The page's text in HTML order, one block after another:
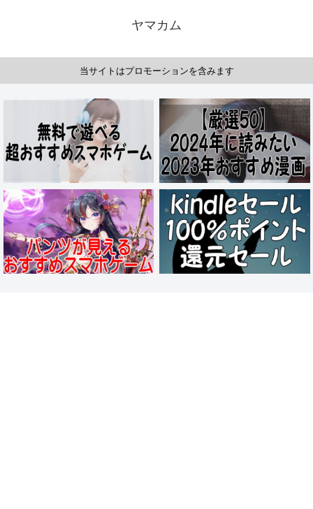
ヤマカム
当サイトはプロモーションを含みます